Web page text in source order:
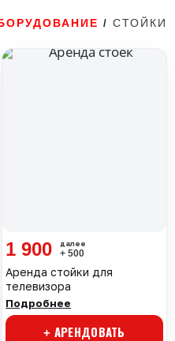
/ СТОЙКИ
Аренда стойки для
телевизора
Подробнее
+ АРЕНДОВАТЬ
1 900 + 500